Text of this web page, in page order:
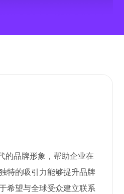
的品牌形象，帮助企业在
特的吸引力能够提升品牌
希望与全球受众建立联系